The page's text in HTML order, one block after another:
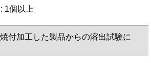
1個以上
付加工した製品からの溶出試験に